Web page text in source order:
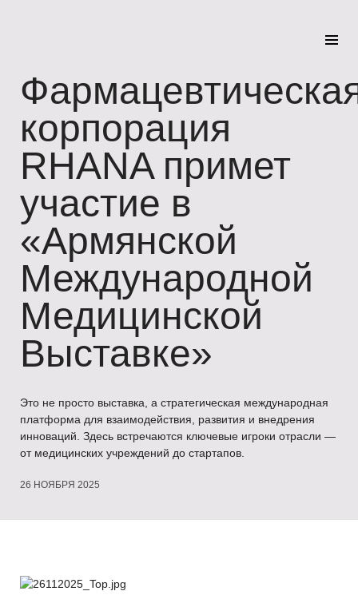
корпорация
RHANA примет
участие в
«Армянской
Международной
Медицинской
Выставке»
Это не просто выставка, а стратегическая международная
платформа для взаимодействия, развития и внедрения
инноваций. Здесь встречаются ключевые игроки отрасли —
от медицинских учреждений до стартапов.
26 НОЯБРЯ 2025